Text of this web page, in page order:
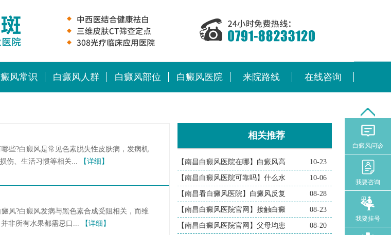
风常识 白癜风人群 白癜风部位 白癜风医院 来院路线 在线咨询
些?白癜风是常见色素脱失性皮肤病，发病机
伤、生活习惯等相关...
【详细】
风?白癜风发病与黑色素合成受阻相关，而维
非所有水果都需忌口...
【详细】
相关推荐
【南昌白癜风医院在哪】白癜风高 10-23
【南昌白癜风医院可靠吗】什么水 10-06
【南昌看白癜风医院】白癜风反复 08-28
【南昌白癜风医院官网】接触白癜 08-23
【南昌白癜风医院官网】父母均患 08-20
白癜风问诊
我要咨询
我要挂号